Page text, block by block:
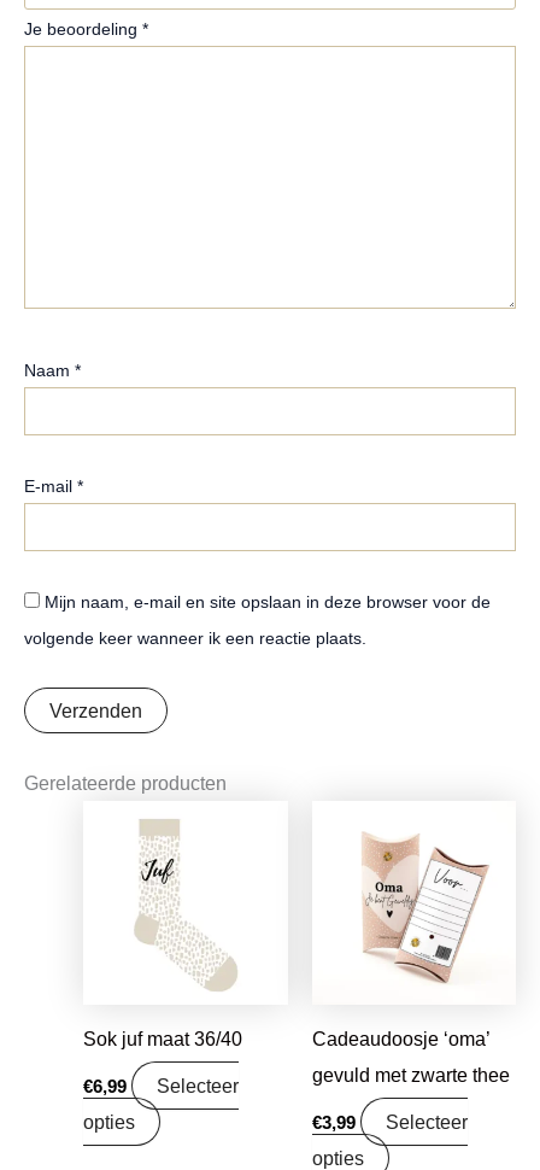
Je beoordeling *
Naam *
E-mail *
Mijn naam, e-mail en site opslaan in deze browser voor de
volgende keer wanneer ik een reactie plaats.
Gerelateerde producten
Sok juf maat 36/40
€6,99
Selecteer
opties
Cadeaudoosje ‘oma’
gevuld met zwarte thee
€3,99
Selecteer
opties